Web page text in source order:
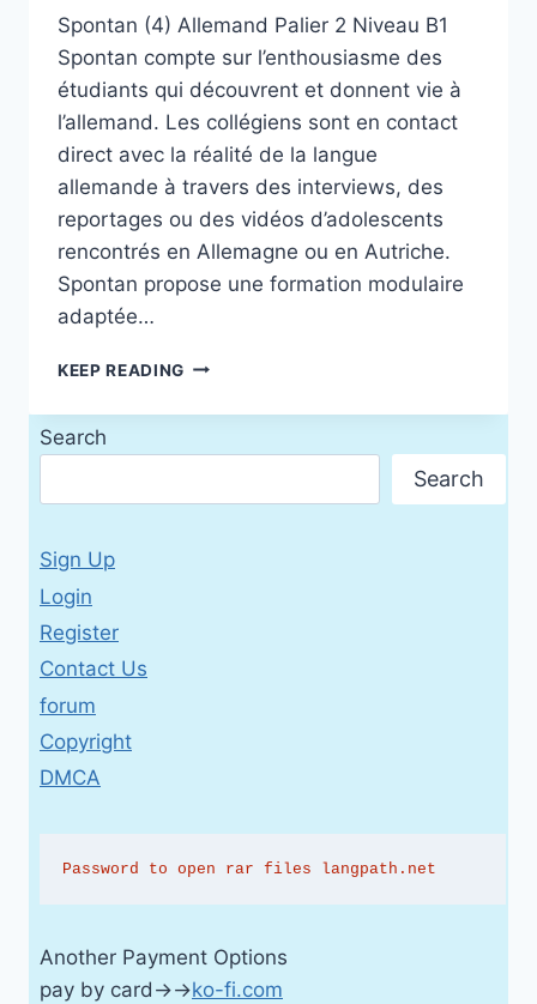
Spontan (4) Allemand Palier 2 Niveau B1
Spontan compte sur l’enthousiasme des
étudiants qui découvrent et donnent vie à
l’allemand. Les collégiens sont en contact
direct avec la réalité de la langue
allemande à travers des interviews, des
reportages ou des vidéos d’adolescents
rencontrés en Allemagne ou en Autriche.
Spontan propose une formation modulaire
adaptée…
KEEP READING SPONTAN
ALLEMAND
Search
Search
Sign Up
Login
Register
Contact Us
forum
Copyright
DMCA
Password to open rar files langpath.net
Another Payment Options
pay by card→→ko-fi.com